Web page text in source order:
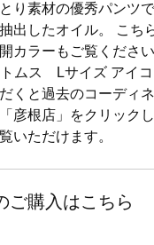
り素材の優秀パンツ
出したオイル。 こち
カラーもご覧くださ
ムス Lサイズ アイコ
くと過去のコーディ
彦根店」をクリック
いただけます。
ご購入はこちら